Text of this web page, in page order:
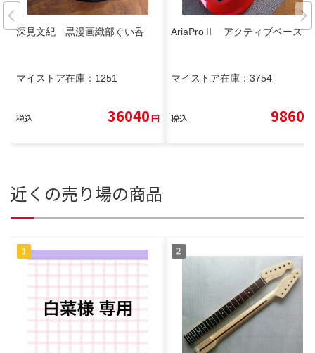
深見文紀 黒漫画織部ぐい呑
マイストア在庫： 1251
税込 36040円
AriaProⅡ アクティブベース
マイストア在庫： 3754
税込 9860
近くの売り場の商品